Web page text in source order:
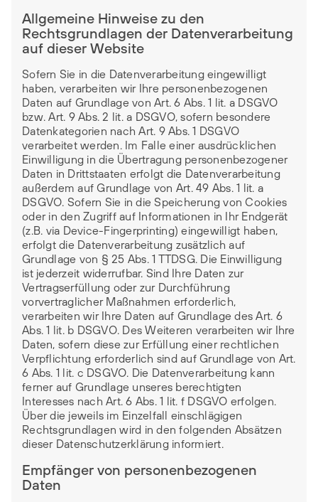
Allgemeine Hinweise zu den
Rechtsgrundlagen der Datenverarbeitung
auf dieser Website
Sofern Sie in die Datenverarbeitung eingewilligt
haben, verarbeiten wir Ihre personenbezogenen
Daten auf Grundlage von Art. 6 Abs. 1 lit. a DSGVO
bzw. Art. 9 Abs. 2 lit. a DSGVO, sofern besondere
Datenkategorien nach Art. 9 Abs. 1 DSGVO
verarbeitet werden. Im Falle einer ausdrücklichen
Einwilligung in die Übertragung personenbezogener
Daten in Drittstaaten erfolgt die Datenverarbeitung
außerdem auf Grundlage von Art. 49 Abs. 1 lit. a
DSGVO. Sofern Sie in die Speicherung von Cookies
oder in den Zugriff auf Informationen in Ihr Endgerät
(z.B. via Device-Fingerprinting) eingewilligt haben,
erfolgt die Datenverarbeitung zusätzlich auf
Grundlage von § 25 Abs. 1 TTDSG. Die Einwilligung
ist jederzeit widerrufbar. Sind Ihre Daten zur
Vertragserfüllung oder zur Durchführung
vorvertraglicher Maßnahmen erforderlich,
verarbeiten wir Ihre Daten auf Grundlage des Art. 6
Abs. 1 lit. b DSGVO. Des Weiteren verarbeiten wir Ihre
Daten, sofern diese zur Erfüllung einer rechtlichen
Verpflichtung erforderlich sind auf Grundlage von Art.
6 Abs. 1 lit. c DSGVO. Die Datenverarbeitung kann
ferner auf Grundlage unseres berechtigten
Interesses nach Art. 6 Abs. 1 lit. f DSGVO erfolgen.
Über die jeweils im Einzelfall einschlägigen
Rechtsgrundlagen wird in den folgenden Absätzen
dieser Datenschutzerklärung informiert.
Empfänger von personenbezogenen
Daten